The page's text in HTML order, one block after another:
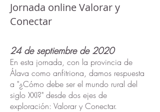
Jornada online Valorar y
Conectar
24 de septiembre de 2020
En esta jornada, con la provincia de
Álava como anfitriona, damos respuesta
a "¿Cómo debe ser el mundo rural del
siglo XXI?" desde dos ejes de
exploración: Valorar y Conectar.